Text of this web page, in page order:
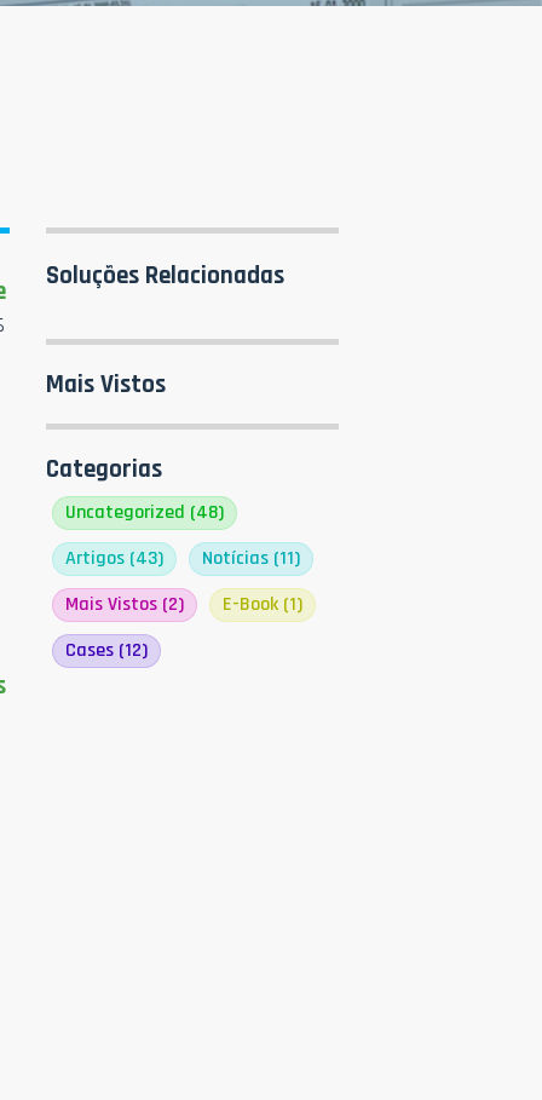
Soluções Relacionadas
Mais Vistos
Categorias
Uncategorized (48)
Artigos (43) Notícias (11)
Mais Vistos (2) E-Book (1)
Cases (12)